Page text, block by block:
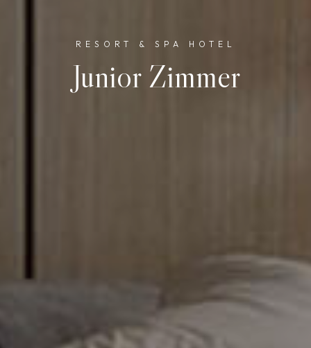
RESORT & SPA HOTEL
Junior Zimmer